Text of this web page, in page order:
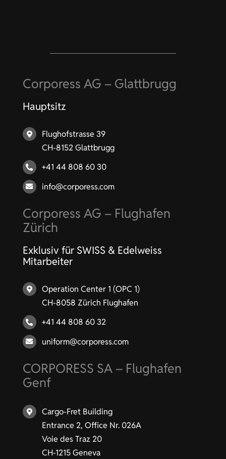
Corporess AG – Glattbrugg
Hauptsitz
Flughofstrasse 39
CH-8152 Glattbrugg
+41 44 808 60 30
info@corporess.com
Corporess AG – Flughafen
Zürich
Exklusiv für SWISS & Edelweiss
Mitarbeiter
Operation Center 1 (OPC 1)
CH-8058 Zürich Flughafen
+41 44 808 60 32
uniform@corporess.com
CORPORESS SA – Flughafen
Genf
Cargo-Fret Building
Entrance 2, Office Nr. 026A
Voie des Traz 20
CH-1215 Geneva